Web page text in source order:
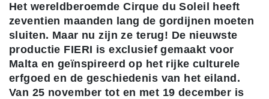
Het wereldberoemde Cirque du Soleil heeft
zeventien maanden lang de gordijnen moeten
sluiten. Maar nu zijn ze terug! De nieuwste
productie FIERI is exclusief gemaakt voor
Malta en geïnspireerd op het rijke culturele
erfgoed en de geschiedenis van het eiland.
Van 25 november tot en met 19 december is